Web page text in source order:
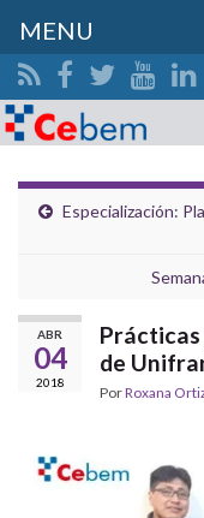
Search for:
Especialización:
ABR
04
2018
de
PorRoxana
MENU